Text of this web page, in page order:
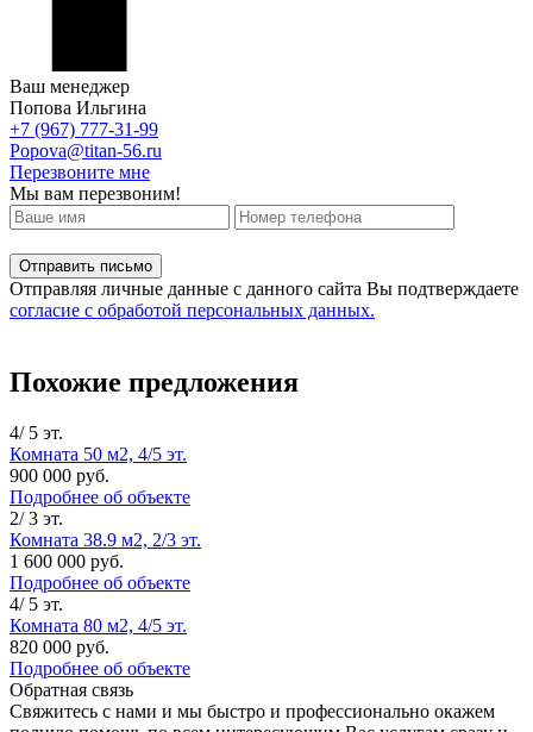
Ваш менеджер
Попова Ильгина
+7 (967) 777-31-99
Popova@titan-56.ru
Перезвоните мне
Мы вам перезвоним!
Отправляя личные данные с данного сайта Вы подтверждаете
согласие с обработой персональных данных.
Похожие предложения
4/ 5 эт.
Комната 50 м2, 4/5 эт.
900 000 руб.
Подробнее об объекте
2/ 3 эт.
Комната 38.9 м2, 2/3 эт.
1 600 000 руб.
Подробнее об объекте
4/ 5 эт.
Комната 80 м2, 4/5 эт.
820 000 руб.
Подробнее об объекте
Обратная связь
Свяжитесь с нами и мы быстро и профессионально окажем